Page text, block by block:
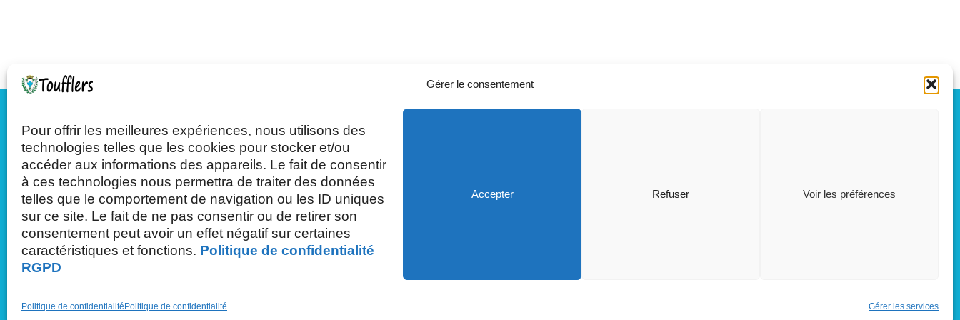
Gérer le consentement
Pour offrir les meilleures expériences, nous utilisons des
technologies telles que les cookies pour stocker et/ou
accéder aux informations des appareils. Le fait de consentir
à ces technologies nous permettra de traiter des données
telles que le comportement de navigation ou les ID uniques
sur ce site. Le fait de ne pas consentir ou de retirer son
consentement peut avoir un effet négatif sur certaines
caractéristiques et fonctions. Politique de confidentialité
RGPD
Gérer les services
Accepter Refuser Voir les préférences
Politique de confidentialité Politique de confidentialité
Mairie de Toufflers
Tél : 03.20.75.27.71
63 rue de Roubaix - 59390 Toufflers
Mardi, Jeudi et Vendredi : 8h/12h et
13h30/17h15
Mercredi et Samedi : 8h- 12h
03
AOÛT